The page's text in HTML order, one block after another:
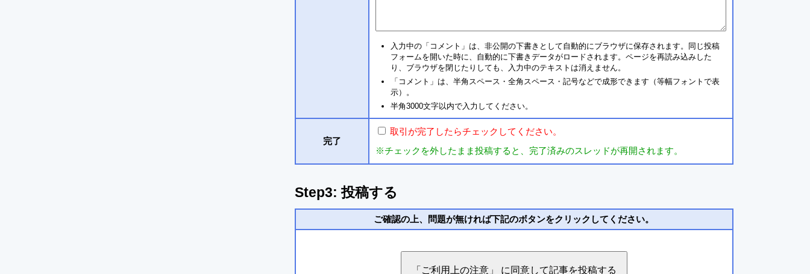
入力中の「コメント」は、非公開の下書きとして自動的にブラウザに保存されます。同じ投稿
フォームを開いた時に、自動的に下書きデータがロードされます。ページを再読み込みした
り、ブラウザを閉じたりしても、入力中のテキストは消えません。
「コメント」は、半角スペース・全角スペース・記号などで成形できます（等幅フォントで表
示）。
半角3000文字以内で入力してください。
完了
取引が完了したらチェックしてください。
※チェックを外したまま投稿すると、完了済みのスレッドが再開されます。
Step3: 投稿する
ご確認の上、問題が無ければ下記のボタンをクリックしてください。